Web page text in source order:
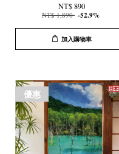
NT$ 890
NT$ 1,890 -52.9%
加入購物車
優惠